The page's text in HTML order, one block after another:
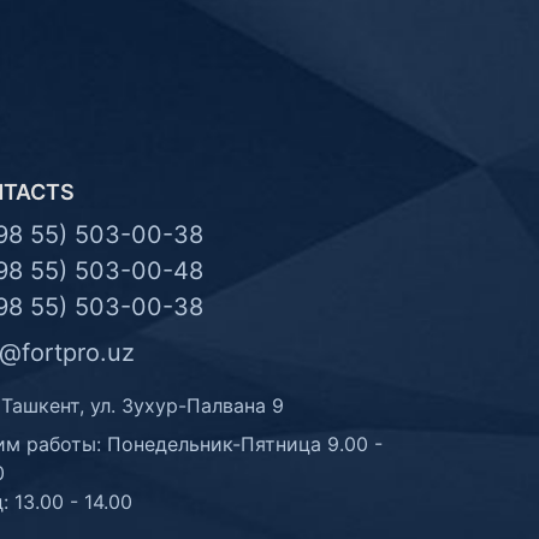
55) 503-00-38
55) 503-00-48
55) 503-00-38
ул. Зухур-Палвана 9
работы: Понедельник-Пятница 9.00 -
13.00 - 14.00